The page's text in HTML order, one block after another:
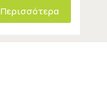
Περισσότερα